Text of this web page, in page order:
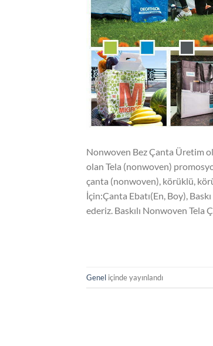
Nonwoven Bez Çanta Üretim
olan Tela (nonwoven)
çanta (nonwoven), körüklü,
İçin:Çanta Ebatı(En, Boy),
ederiz. Baskılı Nonwoven Tela
Genel içinde yayınlandı